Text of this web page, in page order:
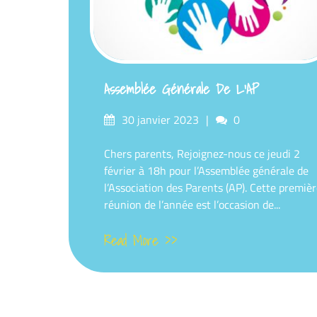
Assemblée Générale De L’AP
Posted30 janvier 2023 Comments
0
Chers parents, Rejoignez-nous ce jeudi 2
février à 18h pour l’Assemblée générale de
l’Association des Parents (AP). Cette
réunion de l’année est l’occasion de...
Read More >>